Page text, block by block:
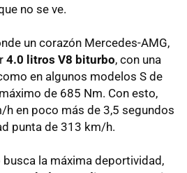
no se ve.
un corazón Mercedes-AMG,
4.0 litros V8 biturbo, con una
en algunos modelos S de
de 685 Nm. Con esto,
h en poco más de 3,5 segundos
punta de 313 km/h.
la máxima deportividad,